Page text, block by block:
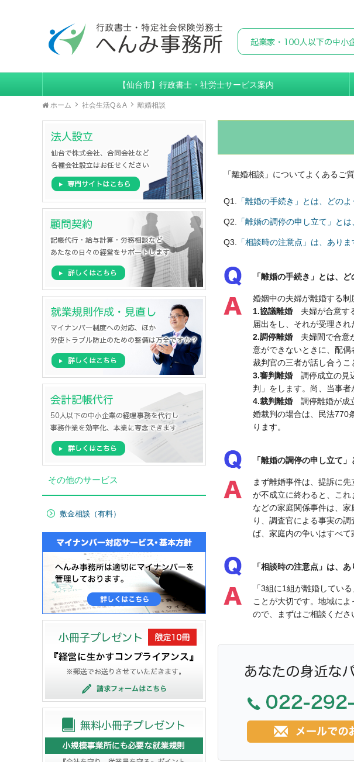
【仙台市】行政書士・社労士サービス案内
ホーム 社会生活Q＆A 離婚相談
「離婚相談」についてよくあるご
Q1. 「離婚の手続き」とは、どの
Q2. 「離婚の調停の申し立て」と
Q3. 「相談時の注意点」は、ありま
「離婚の手続き」とは、
婚姻中の夫婦が離婚する制
1.協議離婚 夫婦が合意す
届出をし、それが受理され
2.調停離婚 夫婦間で合意
意ができないときに、配
裁判官の三者が話し合うこ
3.審判離婚 調停成立の見
判」をします。尚、当事
4.裁判離婚 調停離婚が成
婚裁判の場合は、民法770
ります。
「離婚の調停の申し立て
まず離婚事件は、提訴に
が不成立に終わると、こ
などの家庭関係事件は、
り、調査官による事実の
ば、家庭内の争いはすべ
「相談時の注意点」は、あ
「3組に1組が離婚してい
ことが大切です。地域に
ので、まずはご相談くださ
その他のサービス
敷金相談（有料）